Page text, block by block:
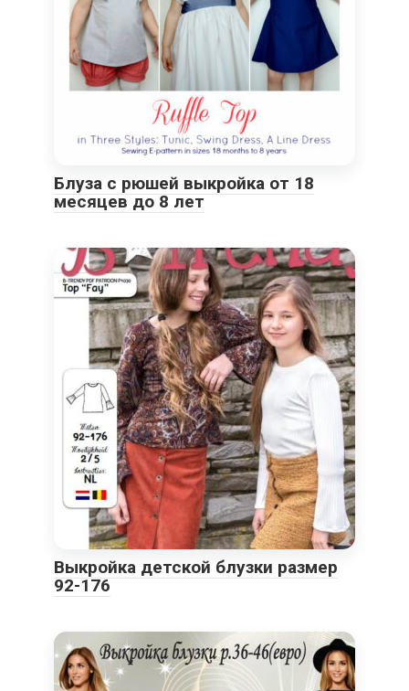
Блуза с рюшей выкройка от 18
месяцев до 8 лет
Выкройка детской блузки размер
92-176